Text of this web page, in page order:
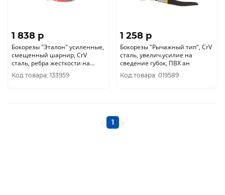
1 838 p
Бокорезы "Эталон" усиленные,
смещенный шарнир, CrV
сталь, ребра жесткости на
губках, тефлоновое покр
Код товара: 133959
1 258 p
Бокорезы "Рычажный тип", CrV
сталь, увелич.усилие на
сведение губок, ПВХ ан
Код товара: 019589
1